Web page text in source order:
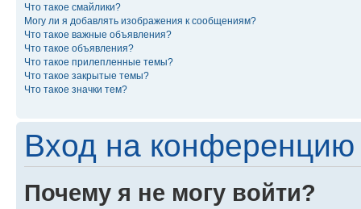
Что такое смайлики?
Могу ли я добавлять изображения к сообщениям?
Что такое важные объявления?
Что такое объявления?
Что такое прилепленные темы?
Что такое закрытые темы?
Что такое значки тем?
Вход на конференцию
Почему я не могу войти?